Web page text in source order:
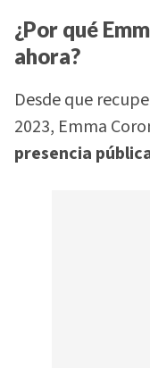
¿Por qué
ahora?
Desde que
2023, Emma
presencia